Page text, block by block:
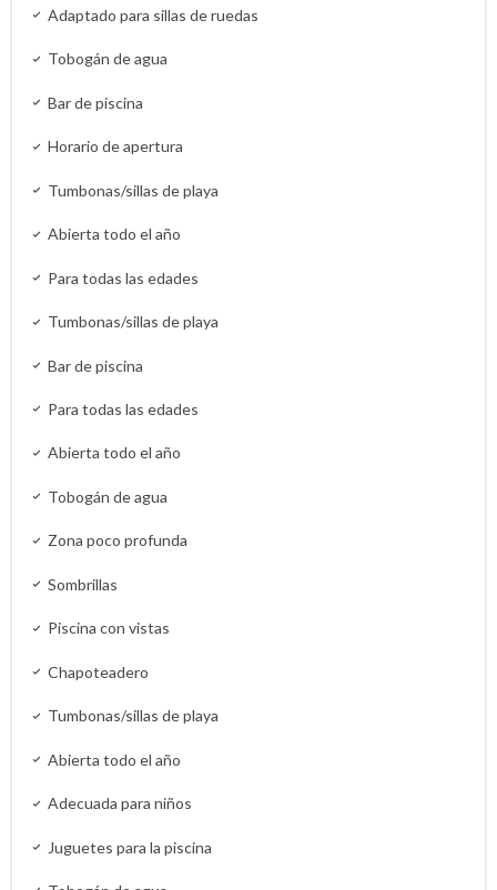
Adaptado para sillas de ruedas
Tobogán de agua
Bar de piscina
Horario de apertura
Tumbonas/sillas de playa
Abierta todo el año
Para todas las edades
Tumbonas/sillas de playa
Bar de piscina
Para todas las edades
Abierta todo el año
Tobogán de agua
Zona poco profunda
Sombrillas
Piscina con vistas
Chapoteadero
Tumbonas/sillas de playa
Abierta todo el año
Adecuada para niños
Juguetes para la piscina